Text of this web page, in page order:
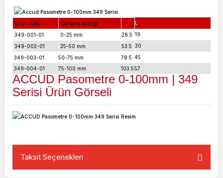
Ürün Kodu Çalışma Aralığı h
L
349-001-01
0-25 mm 28.5 19
349-002-01
25-50 mm 53.5 30
349-003-01
50-75 mm 78.5 45
349-004-01
75-100 mm 103.557
ACCUD Pasometre 0-100mm | 349
Serisi Ürün Görseli
Taksit Seçenekleri